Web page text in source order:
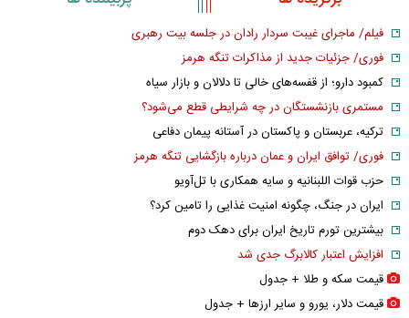
فیلم/ ماجرای غیبت سردار رادان در جلسه بیت رهبری
فوری/ جزئیات جدید از مذاکرات تنگه هرمز
کمبود دارو؛ از قفسه‌های خالی تا دلالان و بازار سیاه
مستمری بازنشستگان در چه شرایطی قطع می‌شود؟
ترکیه، عربستان و پاکستان در آستانه پیمان دفاعی
فوری/ توافق ایران و عمان درباره بازگشایی تنگه هرمز
حزب قوات اللبنانیه و سایه همکاری با تل‌آویو
ایران در جنگ، چگونه امنیت غذایی را تامین کرد؟
بیشترین تورم تاریخ ایران برای دهک دوم
افزایش اعتبار کالابرگ جدی شد
قیمت سکه و طلا + جدول
قیمت دلار، یورو و سایر ارز‌ها + جدول